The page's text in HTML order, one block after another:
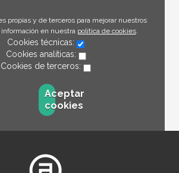
propias y de terceros para mejorar nuestros
información en nuestra política de cookies.
Cookies técnicas:
Cookies analíticas:
Cookies de terceros:
Aceptar
cookies